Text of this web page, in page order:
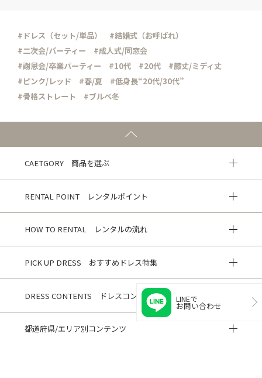
#ドレス（セット/単品）
#結婚式（お呼ばれ）
#二次会/パーティー
#成人式/同窓会
#謝恩会/卒業パーティー
#10代 #20代
#膝丈/ミディ丈
#ピンク/レッド
#春/夏
#低身長“20代/30代”
#骨格ストレート
#ブルべ冬
CAETGORY 商品を選ぶ
RENTAL POINT レンタルポイント
HOW TO RENTAL レンタルの流れ
PICK UP DRESS おすすめドレス特集
DRESS CONTENTS ドレスコンテンツ
都道府県/エリア別コンテンツ
LINEで
お問い合わせ